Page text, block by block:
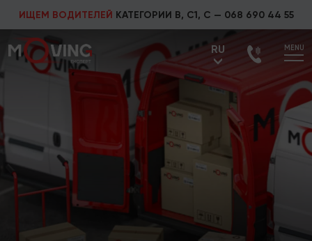
ИЩЕМ ВОДИТЕЛЕЙ КАТЕГОРИИ В, С1, С — 068 690 44 55
RU MENU